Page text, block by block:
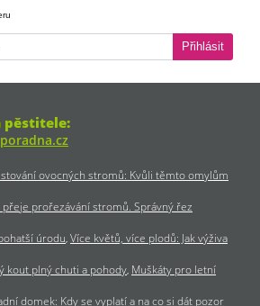
Přihlásit
pěstitele:
ovocných stromů: Kvůli těmto omylům
přeje prořezávání stromů. Správný řez
úrodu Více květů, více plodů: Jak výživa
kout plný chuti a pohody Muškáty pro letní
domek: Kdy se vyplatí a na co si dát pozor